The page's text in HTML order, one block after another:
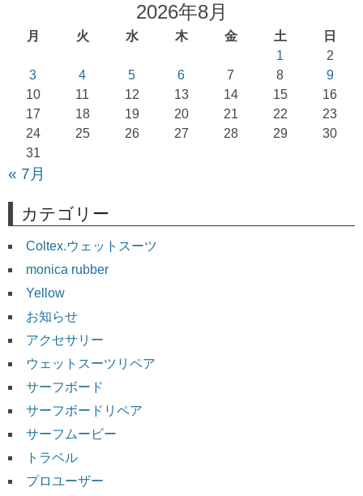
2026年8月
月 火 水 木 金 土
日
1
2
3
4 5 6 7 8
9
10
11 12 13 14 15
16
17
18 19 20 21 22
23
24
25 26 27 28 29
30
31
« 7月
カテゴリー
Coltex.ウェットスーツ
monica rubber
Yellow
お知らせ
アクセサリー
ウェットスーツリペア
サーフボード
サーフボードリペア
サーフムービー
トラベル
プロユーザー